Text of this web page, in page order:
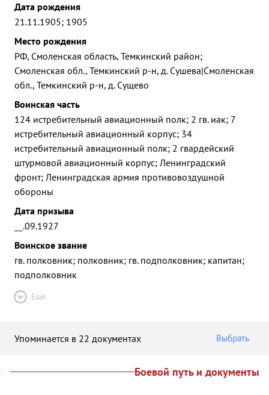
Дата рождения
21.11.1905; 1905
Место рождения
РФ, Смоленская область, Темкинский район;
Смоленская обл., Темкинский р-н, д. Сушева|Смоленская
обл., Темкинский р-н, д. Сущево
Воинская часть
124 истребительный авиационный полк; 2 гв. иак; 7
истребительный авиационный корпус; 34
истребительный авиационный полк; 2 гвардейский
штурмовой авиационный корпус; Ленинградский
фронт; Ленинградская армия противовоздушной
обороны
Дата призыва
__.09.1927
Воинское звание
гв. полковник; полковник; гв. подполковник; капитан;
подполковник
Ещё
Упоминается в 22 документах Выбрать
Боевой путь и документы